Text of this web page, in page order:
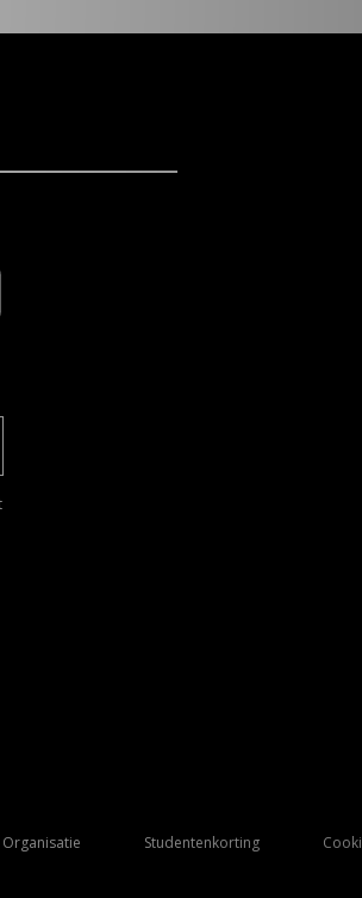
Organisatie Studentenkorting